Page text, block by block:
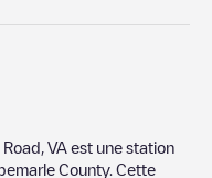
VA est une station
County. Cette